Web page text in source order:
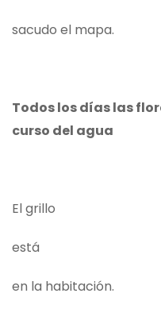
sacudo el mapa.
Todos los días las
curso del agua
El grillo
está
en la habitación.